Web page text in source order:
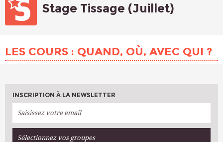
ATELIERS À L’ANNÉE
INFOS PRATIQUES
Stage Tissage (Juillet)
LES COURS : QUAND, OÙ, AVEC QUI ?
INSCRIPTION À LA NEWSLETTER
Sélectionnez vos groupes